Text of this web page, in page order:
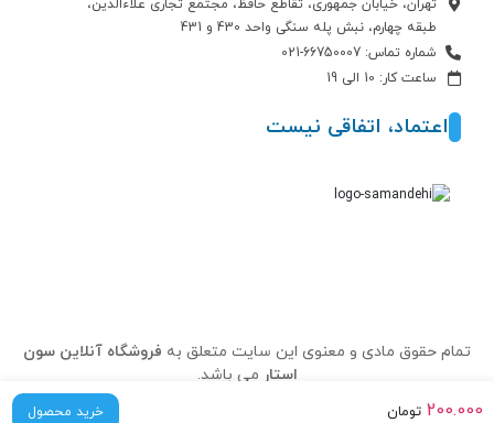
تهران، خیابان جمهوری، تقاطع حافظ، مجتمع تجاری علاءالدین،
طبقه چهارم، نبش پله سنگی واحد 430 و 431
شماره تماس: 66750007-021
ساعت کار: 10 الی 19
اعتماد، اتفاقی نیست
تمام حقوق مادی و معنوی این سایت متعلق به فروشگاه آنلاین سون
استار می باشد.
تومان200.000 خرید محصول